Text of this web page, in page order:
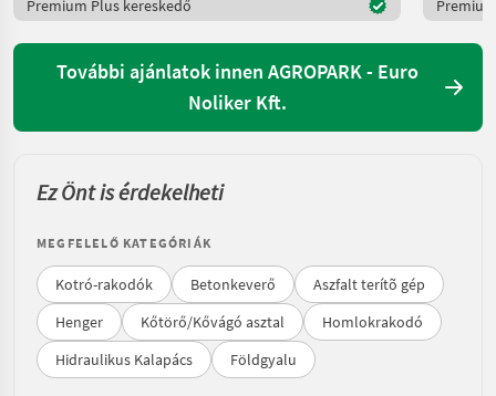
Premium Plus kereskedő
További ajánlatok innen AGROPARK - Euro
Noliker Kft.
Ez Önt is érdekelheti
MEGFELELŐ KATEGÓRIÁK
Kotró-rakodók Betonkeverő
Aszfalt terítõ gép
Henger
Kőtörő/Kővágó asztal
Homlokrakodó
Hidraulikus Kalapács
Földgyalu